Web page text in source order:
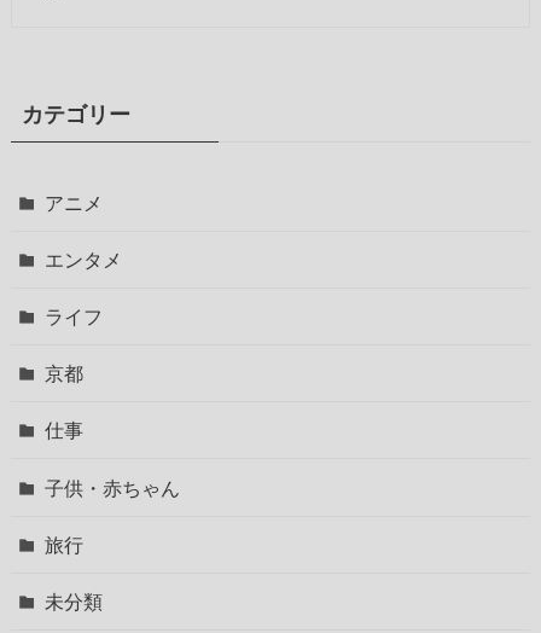
カテゴリー
アニメ
エンタメ
ライフ
京都
仕事
子供・赤ちゃん
旅行
未分類